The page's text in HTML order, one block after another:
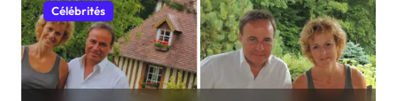
Célébrités